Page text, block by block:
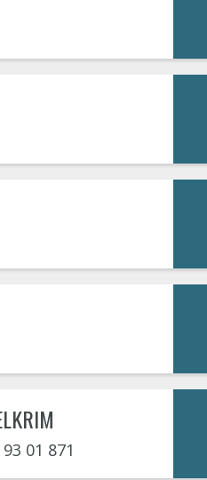
01 871